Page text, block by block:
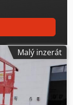
Malý inzerát